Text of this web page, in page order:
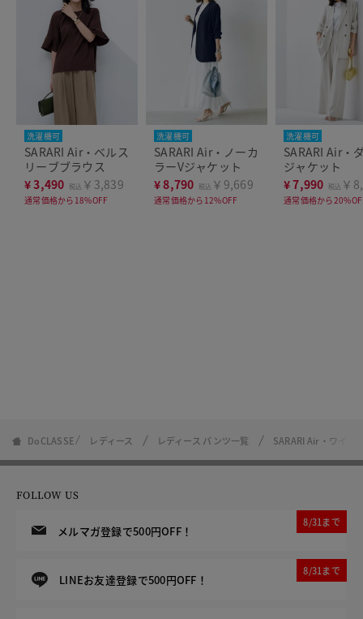
洗濯機可
SARARI Air・ベルス
リーブブラウス
¥3,490 税込 ￥3,839
通常価格から18%OFF
洗濯機可
SARARI Air・ノーカ
ラーVジャケット
¥8,790 税込 ￥9,669
通常価格から12%OFF
洗濯機可
SARARI Air・
ジャケット
¥7,990 税込 ￥
通常価格から
DoCLASSE レディース レディース パンツ一覧 SARARI Air・ワイド
FOLLOW US
メルマガ登録で500円OFF！
8/31まで
LINEお友達登録で500円OFF！
8/31まで